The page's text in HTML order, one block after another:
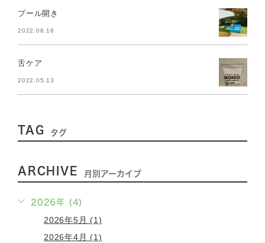
プール開き
2022.06.16
舌ケア
2022.05.13
TAG タグ
ARCHIVE 月別アーカイブ
2026年 (4)
2026年5月 (1)
2026年4月 (1)